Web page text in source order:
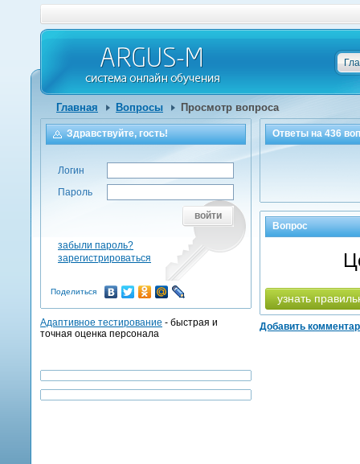
Главная Вопросы Просмотр вопроса
Ответы на436
Вопрос
узнать
Добавить
Здравствуйте, гость!
Логин
Пароль
войти
забыли пароль?
зарегистрироваться
Поделиться
Адаптивное тестирование - быстрая и
точная оценка персонала